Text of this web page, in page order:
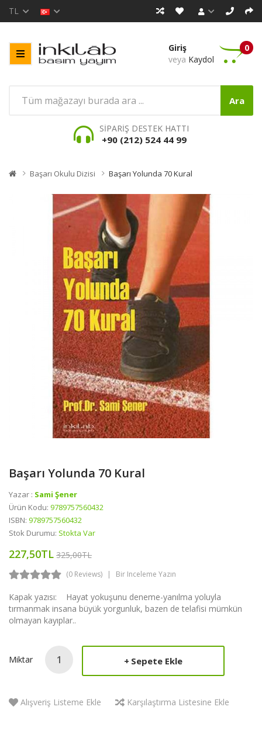
TL
Giriş
veya Kaydol
0
Ara
SİPARİŞ DESTEK HATTI
+90 (212) 524 44 99
Başarı Okulu Dizisi Başarı Yolunda 70 Kural
Başarı Yolunda 70 Kural
Yazar : Sami Şener
Ürün Kodu: 9789757560432
ISBN: 9789757560432
Stok Durumu: Stokta Var
227,50TL 325,00TL
(0 Reviews) Bir Inceleme Yazın
Kapak yazısı: Hayat yokuşunu deneme-yanılma yoluyla
tırmanmak insana büyük yorgunluk, bazen de telafisi mümkün
olmayan kayıplar..
Miktar Sepete Ekle
Alışveriş Listeme Ekle Karşılaştırma Listesine Ekle